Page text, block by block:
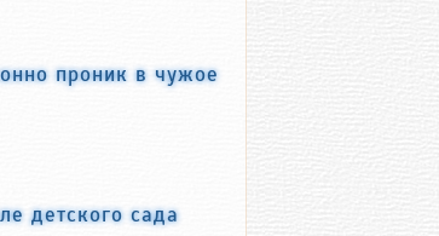
проник в чужое
детского сада